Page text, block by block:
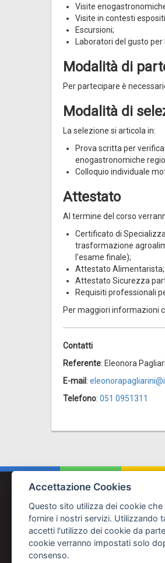
Visite
Visite in contesti
Escursioni;
Laboratori del gusto
Modalità di
Per partecipare è
Modalità di
La selezione si articola in:
Prova scritta per
enogastronomiche
Colloquio individuale
Attestato
Al termine del corso
Certificato di
trasformazione
l'esame finale);
Attestato Alimentarista;
Attestato Sicurezza
Requisiti professionali
Per maggiori informazioni
Contatti
Referente: Eleonora
E-mail :
Telefono: 051 0951311
Accettazione Cookies
Questo sito utilizza dei cookie che
fornire i nostri servizi. Utilizzando
accetti l'utilizzo dei cookie da
cookie verranno impostati solo
consenso.